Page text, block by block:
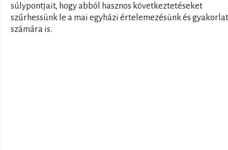
súlypontjait, hogy abból hasznos következtetéseket
szűrhessünk le a mai egyházi értelemezésünk és
számára is.